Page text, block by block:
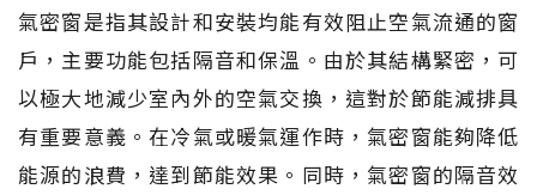
氣密窗是指其設計和安裝均能有效阻止空氣流通的窗
戶，主要功能包括隔音和保溫。由於其結構緊密，可
以極大地減少室內外的空氣交換，這對於節能減排具
有重要意義。在冷氣或暖氣運作時，氣密窗能夠降低
能源的浪費，達到節能效果。同時，氣密窗的隔音效